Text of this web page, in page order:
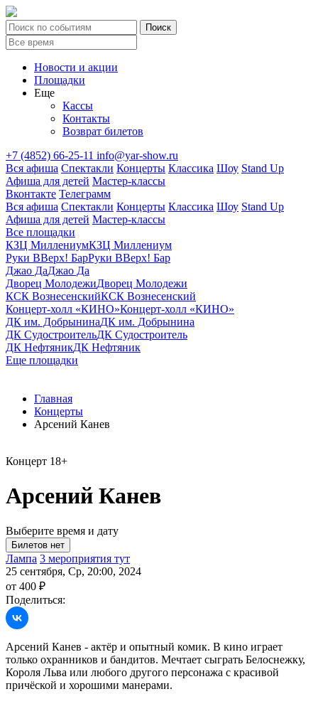
Новости и акции
Площадки
Еще
Кассы
Контакты
Возврат билетов
+7 (4852) 66-25-11 info@yar-show.ru
Вся афиша Спектакли Концерты Классика Шоу Stand Up
Афиша для детей Мастер-классы
Вконтакте Телеграмм
Вся афиша Спектакли Концерты Классика Шоу Stand Up
Афиша для детей Мастер-классы
Все площадки
КЗЦ МиллениумКЗЦ Миллениум
Руки ВВерх! БарРуки ВВерх! Бар
Джао ДаДжао Да
Дворец МолодежиДворец Молодежи
КСК ВознесенскийКСК Вознесенский
Концерт-холл «КИНО»Концерт-холл «КИНО»
ДК им. ДобрынинаДК им. Добрынина
ДК СудостроительДК Судостроитель
ДК НефтяникДК Нефтяник
Еще площадки
Главная
Концерты
Арсений Канев
Концерт 18+
Арсений Канев
Выберите время и дату
Лампа 3 мероприятия тут
25 сентября, Ср, 20:00, 2024
от 400 ₽
Поделиться:
Арсений Канев - актёр и опытный комик. В кино играет
только охранников и бандитов. Мечтает сыграть Белоснежку,
Короля Льва или любого другого персонажа с красивой
причёской и хорошими манерами.